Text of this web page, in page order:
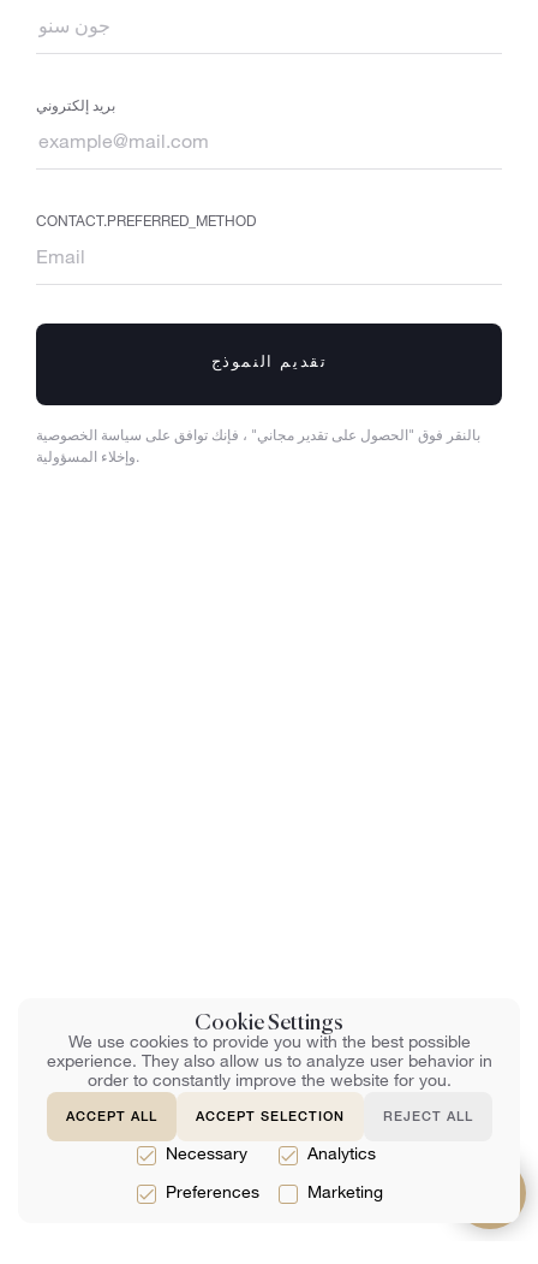
بريد إلكتروني
CONTACT.PREFERRED_METHOD
تقديم النموذج
بالنقر فوق "الحصول على تقدير مجاني" ، فإنك توافق على سياسة الخصوصية
وإخلاء المسؤولية.
Cookie Settings
We use cookies to provide you with the best possible
experience. They also allow us to analyze user behavior in
order to constantly improve the website for you.
ACCEPT ALL ACCEPT SELECTION REJECT ALL
Necessary Analytics
Preferences Marketing